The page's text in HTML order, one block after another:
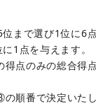
まで選び1位に6
1点を与えます。
点のみの総合得
順番で決定いたし